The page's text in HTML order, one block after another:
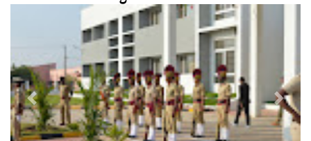
Previous Next